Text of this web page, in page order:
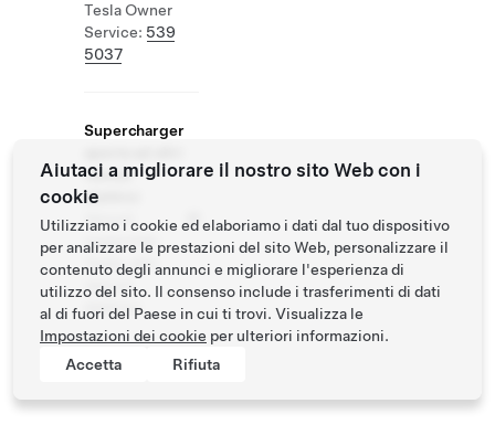
Tesla Owner
Service: 539
5037
Supercharger
veicoli
elettrici
Veicoli
supportati:
Tesla, altri
veicoli
elettrici
Aiutaci a migliorare il nostro sito Web con i
cookie
Utilizziamo i cookie ed elaboriamo i dati dal tuo dispositivo
per analizzare le prestazioni del sito Web, personalizzare il
contenuto degli annunci e migliorare l'esperienza di
utilizzo del sito. Il consenso include i trasferimenti di dati
al di fuori del Paese in cui ti trovi. Visualizza le
Impostazioni dei cookie per ulteriori informazioni.
Accetta
Rifiuta